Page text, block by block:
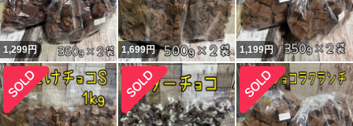
1,299円 1,699円 1,199円